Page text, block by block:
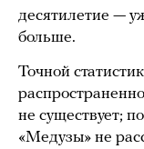
десятилетие —
больше.
Точной
не существует;
«Медузы» не